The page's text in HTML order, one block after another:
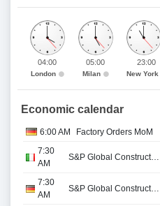
04:00
London
05:00
Milan
23:00
New York
Economic calendar
6:00 AM
Factory Orders MoM
7:30
AM
S&P Global Construction PMI
7:30
AM
S&P Global Construction PMI